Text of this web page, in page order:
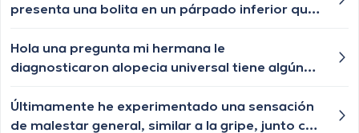
presenta una bolita en un párpado inferior que
vuelve aparecer, qué especialista nos puede
ayudar?
Hola una pregunta mi hermana le
diagnosticaron alopecia universal tiene algún
las cejas y pestañas , aunque ya le están
creciendo de a poquito pero lento y chiquititos
Últimamente he experimentado una sensación
de malestar general, similar a la gripe, junto con